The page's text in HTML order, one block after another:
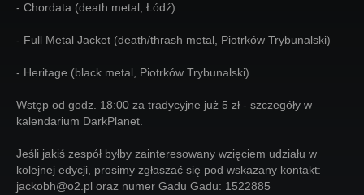
- Chordata (death metal, Łódź)
- Full Metal Jacket (death/thrash metal, Piotrków Trybunalski)
- Heritage (black metal, Piotrków Trybunalski)
Wstęp od godz. 18:00 za tradycyjne już 5 zł - szczegóły w
kalendarium DarkPlanet.
Jeśli jakiś zespół byłby zainteresowany wzięciem udziału w
kolejnej edycji, prosimy zgłaszać się pod wskazany kontakt:
jackobh@o2.pl oraz numer Gadu Gadu: 1522885